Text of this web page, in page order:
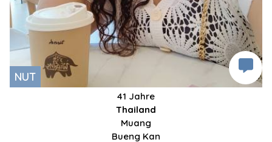
NUT
41 Jahre
Thailand
Muang
Bueng Kan